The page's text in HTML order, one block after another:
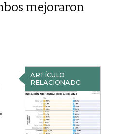
mejoraron
ARTÍCULO
RELACIONADO